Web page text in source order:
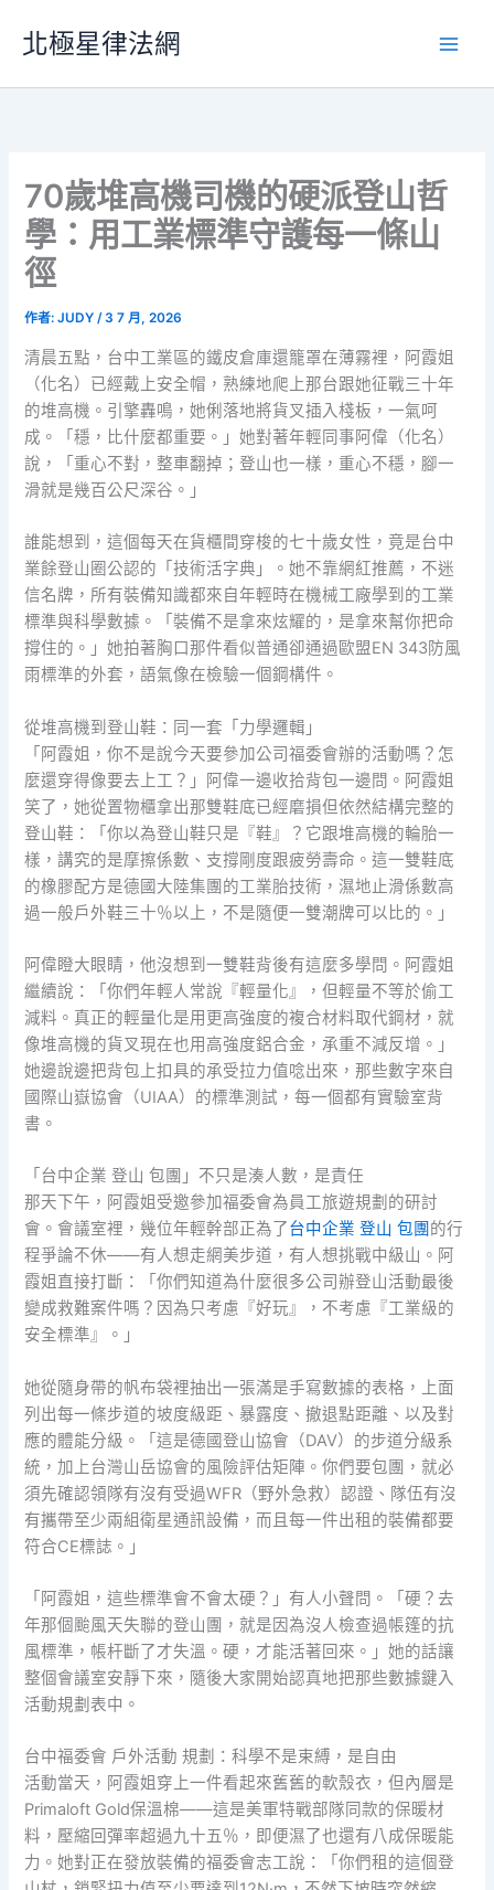
要
北極星律法網
70歲堆高機司機的硬派登山哲
學：用工業標準守護每一條山
徑
作者:JUDY/3 7 月, 2026
清晨五點，台中工業區的鐵皮倉庫還籠罩在薄霧裡，阿霞姐
（化名）已經戴上安全帽，熟練地爬上那台跟她征戰三十年
的堆高機。引擎轟鳴，她俐落地將貨叉插入棧板，一氣呵
成。「穩，比什麼都重要。」她對著年輕同事阿偉（化名）
說，「重心不對，整車翻掉；登山也一樣，重心不穩，腳一
滑就是幾百公尺深谷。」
誰能想到，這個每天在貨櫃間穿梭的七十歲女性，竟是台中
業餘登山圈公認的「技術活字典」。她不靠網紅推薦，不迷
信名牌，所有裝備知識都來自年輕時在機械工廠學到的工業
標準與科學數據。「裝備不是拿來炫耀的，是拿來幫你把命
撐住的。」她拍著胸口那件看似普通卻通過歐盟EN 343防風
雨標準的外套，語氣像在檢驗一個鋼構件。
從堆高機到登山鞋：同一套「力學邏輯」
「阿霞姐，你不是說今天要參加公司福委會辦的活動嗎？怎
麼還穿得像要去上工？」阿偉一邊收拾背包一邊問。阿霞姐
笑了，她從置物櫃拿出那雙鞋底已經磨損但依然結構完整的
登山鞋：「你以為登山鞋只是『鞋』？它跟堆高機的輪胎一
樣，講究的是摩擦係數、支撐剛度跟疲勞壽命。這一雙鞋底
的橡膠配方是德國大陸集團的工業胎技術，濕地止滑係數高
過一般戶外鞋三十％以上，不是隨便一雙潮牌可以比的。」
阿偉瞪大眼睛，他沒想到一雙鞋背後有這麼多學問。阿霞姐
繼續說：「你們年輕人常說『輕量化』，但輕量不等於偷工
減料。真正的輕量化是用更高強度的複合材料取代鋼材，就
像堆高機的貨叉現在也用高強度鋁合金，承重不減反增。」
她邊說邊把背包上扣具的承受拉力值唸出來，那些數字來自
國際山嶽協會（UIAA）的標準測試，每一個都有實驗室背
書。
「台中企業 登山 包團」不只是湊人數，是責任
那天下午，阿霞姐受邀參加福委會為員工旅遊規劃的研討
會。會議室裡，幾位年輕幹部正為了台中企業 登山 包團的行
程爭論不休——有人想走網美步道，有人想挑戰中級山。阿
霞姐直接打斷：「你們知道為什麼很多公司辦登山活動最後
變成救難案件嗎？因為只考慮『好玩』，不考慮『工業級的
安全標準』。」
她從隨身帶的帆布袋裡抽出一張滿是手寫數據的表格，上面
列出每一條步道的坡度級距、暴露度、撤退點距離、以及對
應的體能分級。「這是德國登山協會（DAV）的步道分級系
統，加上台灣山岳協會的風險評估矩陣。你們要包團，就必
須先確認領隊有沒有受過WFR（野外急救）認證、隊伍有沒
有攜帶至少兩組衛星通訊設備，而且每一件出租的裝備都要
符合CE標誌。」
「阿霞姐，這些標準會不會太硬？」有人小聲問。「硬？去
年那個颱風天失聯的登山團，就是因為沒人檢查過帳篷的抗
風標準，帳杆斷了才失溫。硬，才能活著回來。」她的話讓
整個會議室安靜下來，隨後大家開始認真地把那些數據鍵入
活動規劃表中。
台中福委會 戶外活動 規劃：科學不是束縛，是自由
活動當天，阿霞姐穿上一件看起來舊舊的軟殼衣，但內層是
Primaloft Gold保溫棉——這是美軍特戰部隊同款的保暖材
料，壓縮回彈率超過九十五％，即便濕了也還有八成保暖能
力。她對正在發放裝備的福委會志工說：「你們租的這個登